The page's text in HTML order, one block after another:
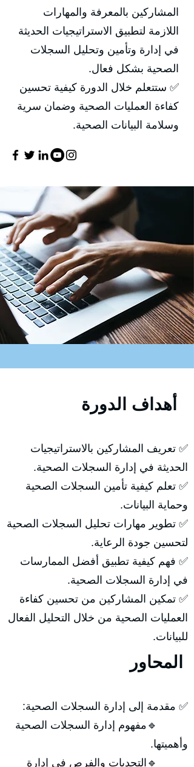
المشاركين بالمعرفة والمهارات
اللازمة لتطبيق الاستراتيجيات الحديثة
في إدارة وتأمين وتحليل السجلات
الصحية بشكل فعال.
✅ ستتعلم خلال الدورة كيفية تحسين
كفاءة العمليات الصحية وضمان سرية
وسلامة البيانات الصحية.
✅ تعريف المشاركين بالاستراتيجيات
الحديثة في إدارة السجلات الصحية.
✅ تعلم كيفية تأمين السجلات الصحية
وحماية البيانات.
✅ تطوير مهارات تحليل السجلات الصحية
لتحسين جودة الرعاية.
✅ فهم كيفية تطبيق أفضل الممارسات
في إدارة السجلات الصحية.
✅ تمكين المشاركين من تحسين كفاءة
العمليات الصحية من خلال التحليل الفعال
للبيانات.
✅ مقدمة إلى إدارة السجلات الصحية:
🔹مفهوم إدارة السجلات الصحية
وأهميتها.
🔹التحديات والفرص في إدارة